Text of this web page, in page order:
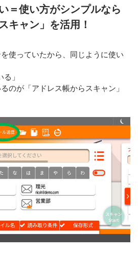
＝使い方がシンプルなら
キャン」を活用！
使っていたから、同じように使い
」
のが「アドレス帳からスキャン」